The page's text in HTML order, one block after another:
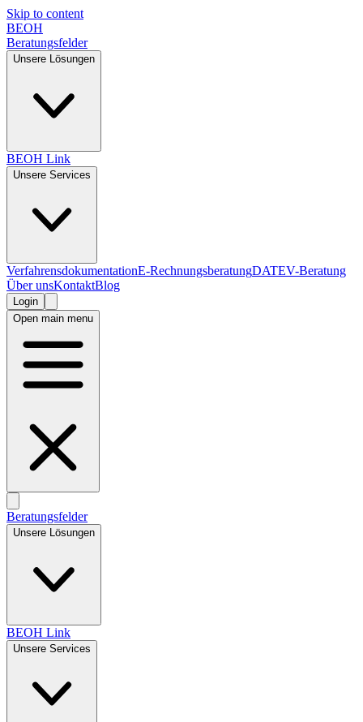
Skip to content
BEOH
Beratungsfelder
Unsere Lösungen
BEOH Link
Unsere Services
VerfahrensdokumentationE-RechnungsberatungDATEV-Beratung
Über unsKontaktBlog
Login
Open main menu
Beratungsfelder
Unsere Lösungen
BEOH Link
Unsere Services